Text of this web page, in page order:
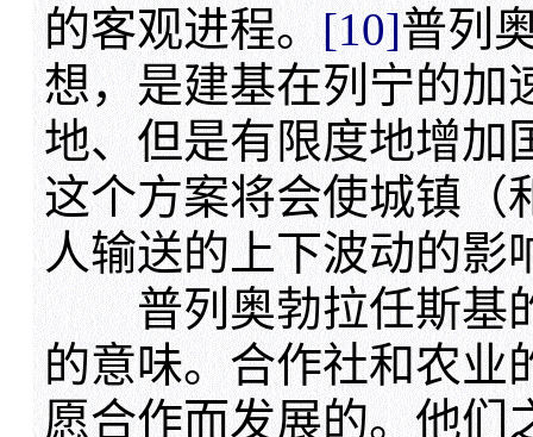
的客观进程。 [10]普列
想，是建基在列宁的加
地、但是有限度地增加
这个方案将会使城镇（
人输送的上下波动的影
普列奥勃拉任斯基
的意味。合作社和农业
愿合作而发展的。他们